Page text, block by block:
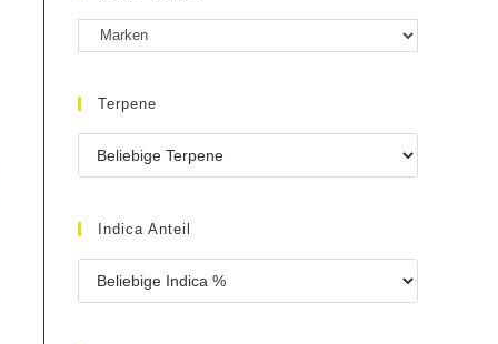
Terpene
Indica Anteil